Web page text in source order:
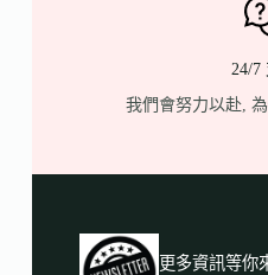
24/7
我們會努力以赴,
更多資訊等你